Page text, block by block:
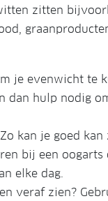
zitten
je evenwicht te
dan hulp nodig
kan je goed
bij een oogarts
elke dag.
veraf zien?